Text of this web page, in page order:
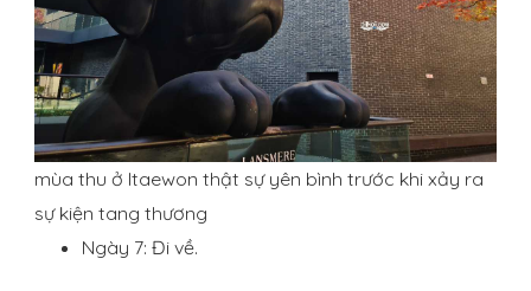
mùa thu ở Itaewon thật sự yên bình trước khi xảy ra
sự kiện tang thương
Ngày 7: Đi về.